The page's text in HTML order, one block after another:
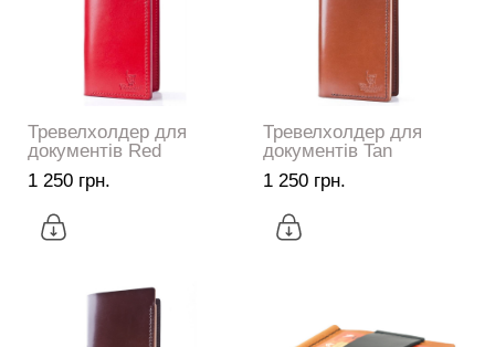
Тревелхолдер для
документів Red
1 250 грн.
Тревелхолдер для
документів Tan
1 250 грн.